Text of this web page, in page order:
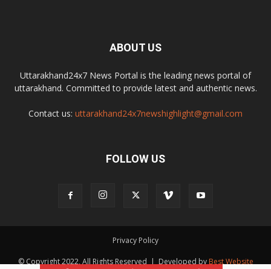
ABOUT US
Uttarakhand24x7 News Portal is the leading news portal of
uttarakhand. Committed to provide latest and authentic news.
Contact us: uttarakhand24x7newshighlight@gmail.com
FOLLOW US
Privacy Policy
© Copyright 2022, All Rights Reserved | Developed by Best Website